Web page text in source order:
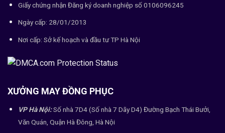
Giấy chứng nhận Đăng ký doanh nghiệp số 0106096245
Ngày cấp: 28/01/2013
Nơi cấp: Sở kế hoạch và đầu tư TP Hà Nội
XƯỞNG MAY ĐỒNG PHỤC
VP Hà Nội:Số nhà 7D4 (Số nhà 7 Dãy D4) Đường Bạch Thái Bưởi,
Văn Quán, Quận Hà Đông, Hà Nội